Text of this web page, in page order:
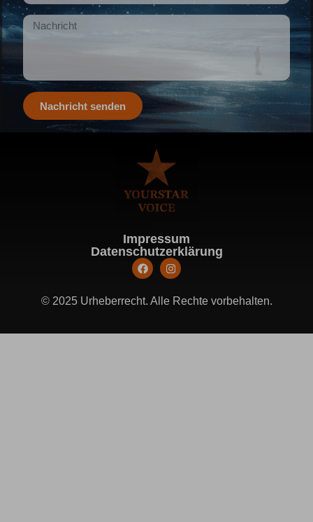
Nachricht senden
Impressum
Datenschutzerklärung
© 2025 Urheberrecht. Alle Rechte vorbehalten.